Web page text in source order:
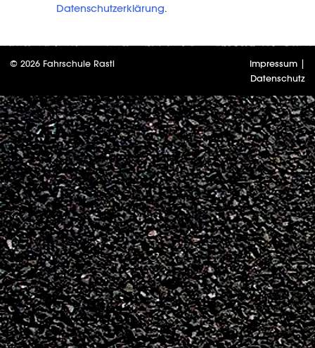
Datenschutzerklärung.
© 2026 Fahrschule Rastl Impressum |
Datenschutz